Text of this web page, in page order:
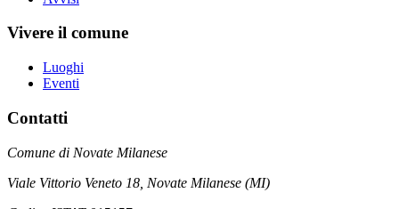
Vivere il comune
Luoghi
Eventi
Contatti
Comune di Novate Milanese
Viale Vittorio Veneto 18, Novate Milanese (MI)